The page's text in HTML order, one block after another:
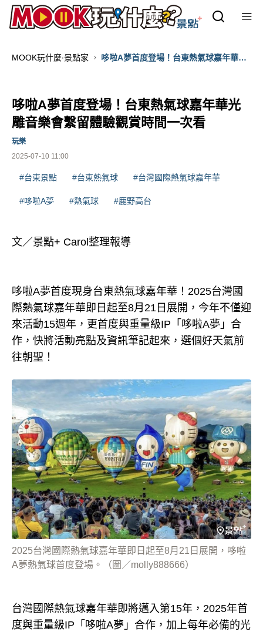
MOOK玩什麼‧景點家
哆啦A夢首度登場！台東熱氣球嘉年華光
哆啦A夢首度登場！台東熱氣球嘉年華光
雕音樂會繫留體驗觀賞時間一次看
2025-07-10 11:00
玩樂
#台東景點 #台東熱氣球 #台灣國際熱氣球嘉年華
#哆啦A夢 #熱氣球 #鹿野高台
文／景點+ Carol整理報導
哆啦A夢首度現身台東熱氣球嘉年華！2025台灣國
際熱氣球嘉年華即日起至8月21日展開，今年不僅迎
來活動15週年，更首度與重量級IP「哆啦A夢」合
作，快將活動亮點及資訊筆記起來，選個好天氣前
往朝聖！
2025台灣國際熱氣球嘉年華即日起至8月21日展開，哆啦
A夢熱氣球首度登場。（圖／molly888666）
台灣國際熱氣球嘉年華即將邁入第15年，2025年首
度與重量級IP「哆啦A夢」合作，加上每年必備的光